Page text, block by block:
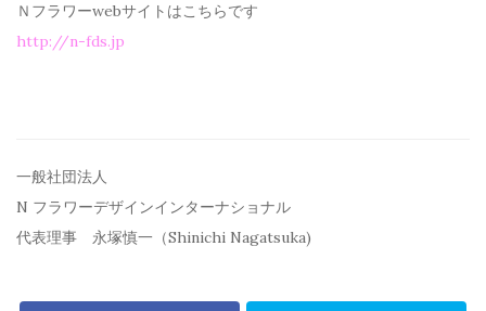
Ｎフラワーwebサイトはこちらです
http://n-fds.jp
一般社団法人
N フラワーデザインインターナショナル
代表理事 永塚慎一（Shinichi Nagatsuka)